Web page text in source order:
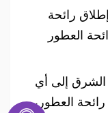
رائحة
العطور
إلى أي
العطور،